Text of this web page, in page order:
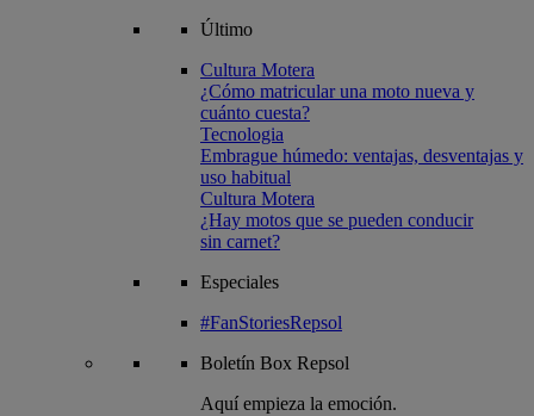
Último
Cultura Motera
¿Cómo matricular una moto nueva y
cuánto cuesta?
Tecnologia
Embrague húmedo: ventajas, desventajas y
uso habitual
Cultura Motera
¿Hay motos que se pueden conducir
sin carnet?
Especiales
#FanStoriesRepsol
Boletín Box Repsol
Aquí empieza la emoción.